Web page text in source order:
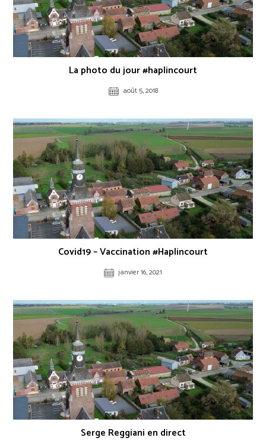
La photo du jour #haplincourt
août 5, 2018
Covid19 – Vaccination #Haplincourt
janvier 16, 2021
Serge Reggiani en direct